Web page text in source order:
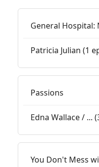
General Hospital:
Patricia Julian (1
Passions
Edna Wallace / ...
You Don't Mess